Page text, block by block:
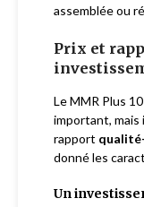
assemblée ou
Prix ​​et
Le MMR Plus
important, mais
rapport
donné les
Un